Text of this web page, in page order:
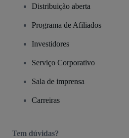
Distribuição aberta
Programa de Afiliados
Investidores
Serviço Corporativo
Sala de imprensa
Carreiras
Tem dúvidas?